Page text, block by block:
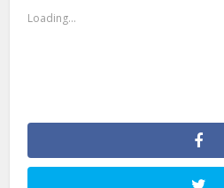
Loading...